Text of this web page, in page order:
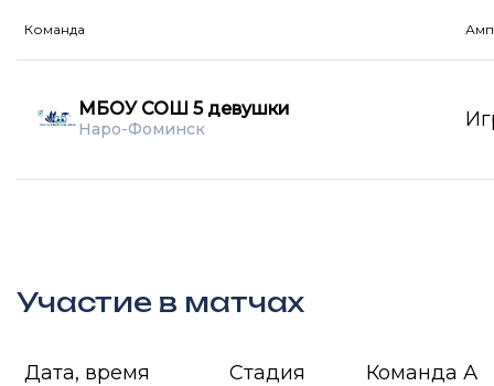
Команда
МБОУ СОШ 5 девушки
Наро-Фоминск
Участие в матчах
Дата, время Стадия Команда А